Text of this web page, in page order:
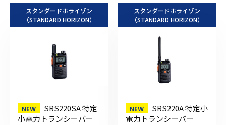
スタンダードホライゾン
（STANDARD HORIZON）
SRS220SA 特定
小電力トランシーバー
スタンダードホライゾン
（STANDARD HORIZON）
SRS220A 特定小
電力トランシーバー